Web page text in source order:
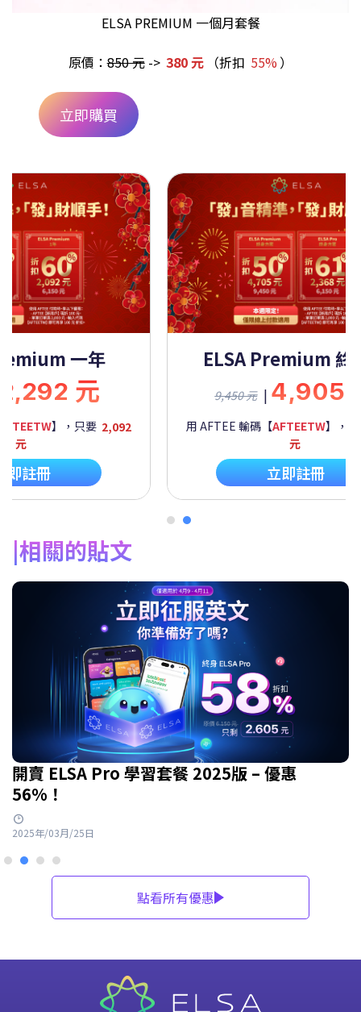
ELSA PREMIUM 一個月套餐
原價：850 元-> 380 元 （折扣 55% ）
立即購買
一年
2,292 元
】，只要 2,092
元
即註冊
ELSA Premium 終
9,450 元 | 4,905
用 AFTEE 輸碼【AFTEETW】，
元
立即註冊
相關的貼文
開賣 ELSA Pro 學習套餐 2025版 – 優惠
56%！
2025年/03月/25日
點看所有優惠